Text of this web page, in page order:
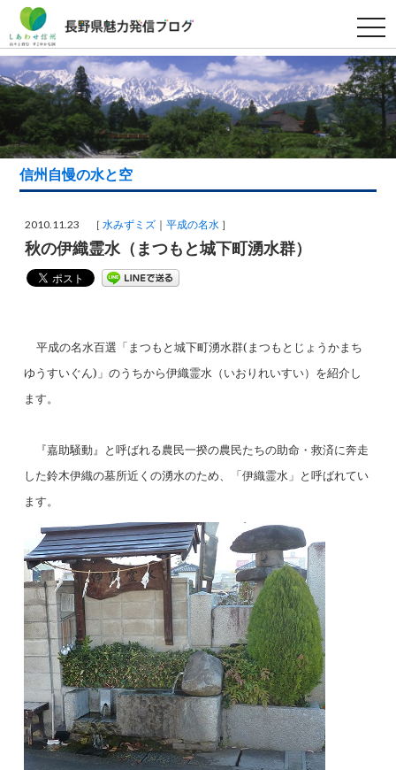
t
o
g
g
l
e
n
a
v
g
i
信州自慢の水と空
2010.11.23 ［水みずミズ 平成の名水 ］
秋の伊織霊水（まつもと城下町湧水群）
平成の名水百選「まつもと城下町湧水群(まつもとじょうかまち
ゆうすいぐん) 」のうちから伊織霊水（いおりれいすい） を紹介し
ます。
『嘉助騒動』と呼ばれる農民一揆の農民たちの助命・救済に奔走
した鈴木伊織の墓所近くの湧水のため、「伊織霊水」と呼ばれてい
ます。